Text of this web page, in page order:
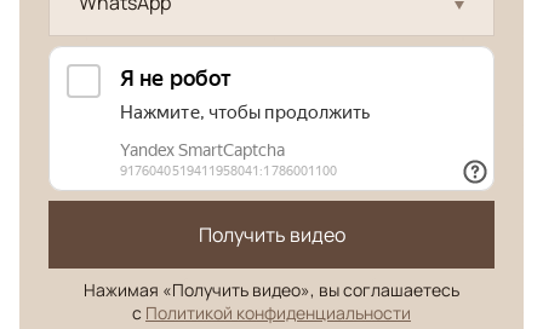
Получить видео
Нажимая «Получить видео», вы соглашаетесь
с Политикой конфиденциальности